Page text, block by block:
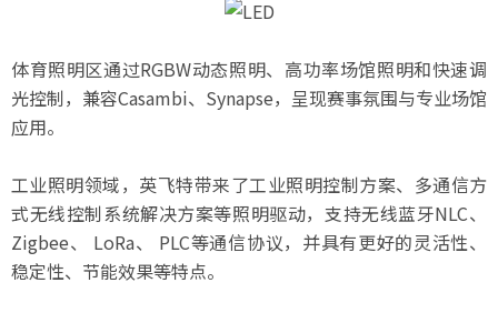
体育照明区通过RGBW动态照明、高功率场馆照明和快速调
光控制，兼容Casambi、Synapse，呈现赛事氛围与专业场馆
应用。
工业照明领域，英飞特带来了工业照明控制方案、多通信方
式无线控制系统解决方案等照明驱动，支持无线蓝牙NLC、
Zigbee、 LoRa、 PLC等通信协议，并具有更好的灵活性、
稳定性、节能效果等特点。